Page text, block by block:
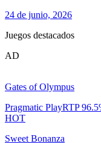
24 de junio, 2026
Juegos destacados
AD
Gates of Olympus
Pragmatic PlayRTP96.5
HOT
Sweet Bonanza